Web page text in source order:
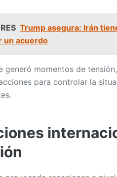
Trump asegura: Irán
un acuerdo
generó momentos de
para controlar la